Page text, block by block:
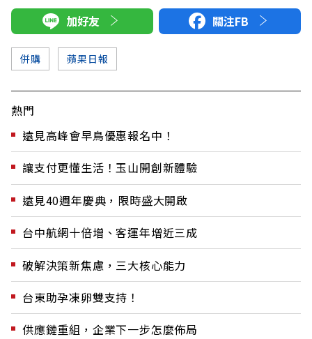
加好友 關注FB
併購 蘋果日報
熱門
遠見高峰會早鳥優惠報名中！
讓支付更懂生活！玉山開創新體驗
遠見40週年慶典，限時盛大開啟
台中航網十倍增、客運年增近三成
破解決策新焦慮，三大核心能力
台東助孕凍卵雙支持！
供應鏈重組，企業下一步怎麼佈局